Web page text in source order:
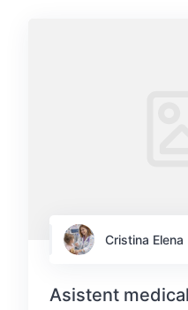
Cristina Elena
Asistent